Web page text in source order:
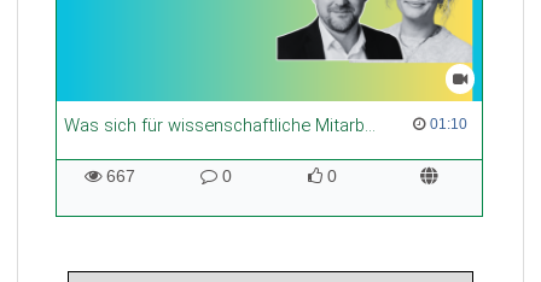
Was sich für wissenschaftliche Mitarbeiter:innen ändern muss! | PR Wahl 2026 01:10
01:10 duration
667
views
0
Kommentare
0